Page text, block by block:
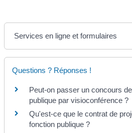
Services en ligne et formulaires
Questions ? Réponses !
Peut-on passer un concours
publique par visioconférence ?
Qu'est-ce que le contrat de
fonction publique ?